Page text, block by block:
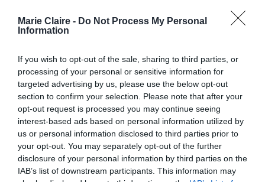
Marie Claire - Do Not Process My Personal
Information
If you wish to opt-out of the sale, sharing to third parties, or
processing of your personal or sensitive information for
targeted advertising by us, please use the below opt-out
section to confirm your selection. Please note that after your
opt-out request is processed you may continue seeing
interest-based ads based on personal information utilized by
us or personal information disclosed to third parties prior to
your opt-out. You may separately opt-out of the further
disclosure of your personal information by third parties on the
IAB’s list of downstream participants. This information may
Ο πατέρας της, που διεκδικεί τώρα πίσω το ποσό
της προκαταβολής δικαστικά, καθώς και
αποζημίωσηγια ταδικαστικά έξοδα,
κατέθεσε ως στοιχείαscreenshotsαπό
συνομιλίεςανάμεσα στις planners και τη Nicola,
με την τελευταία να τους γράφει ότι
κουράστηκα να καλύπτω» τα
επαναλαμβανόμενα λάθη τους.
Σε μια άλλη συνομιλία, η Nicola γράφει, για τον